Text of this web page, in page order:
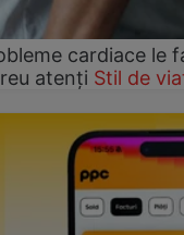
cardiace le
atenți Stil de